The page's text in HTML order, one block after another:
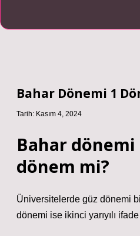
Bahar Dönemi 1
Tarih: Kasım 4, 2024
Bahar
dönem mi?
Üniversitelerde güz dönemi
dönemi ise ikinci yarıyılı